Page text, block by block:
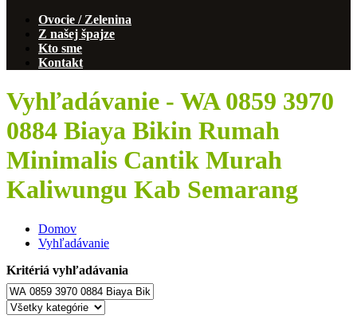
Ovocie / Zelenina
Z našej špajze
Kto sme
Kontakt
Vyhľadávanie - WA 0859 3970
0884 Biaya Bikin Rumah
Minimalis Cantik Murah
Kaliwungu Kab Semarang
Domov
Vyhľadávanie
Kritériá vyhľadávania